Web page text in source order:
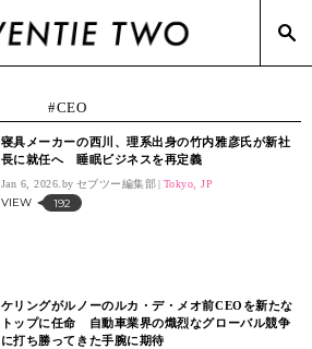
CEO
寝具メーカーの西川、理系出身の竹内雅彦氏が新社
長に就任へ 睡眠ビジネスを再定義
Jan 6, 2026. セブツー編集部 Tokyo, JP
VIEW 192
ケリングがルノーのルカ・デ・メオ前CEOを新たな
トップに任命 自動車業界の熾烈なグローバル競争
に打ち勝ってきた手腕に期待